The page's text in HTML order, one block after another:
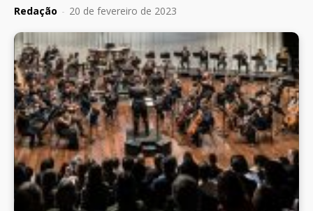
Redação - 20 de fevereiro de 2023